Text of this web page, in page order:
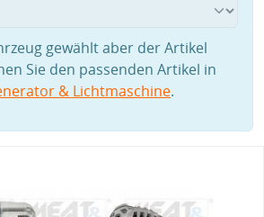
gewählt aber der Artikel
Sie den passenden Artikel in
& Lichtmaschine.